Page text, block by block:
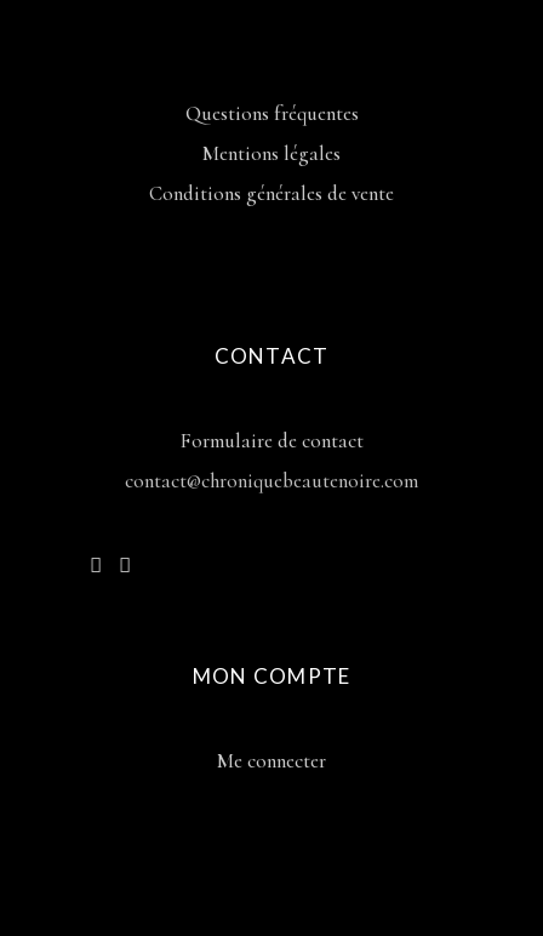
Questions fréquentes
Mentions légales
Conditions générales de vente
CONTACT
Formulaire de contact
contact@chroniquebeautenoire.com
MON COMPTE
Me connecter